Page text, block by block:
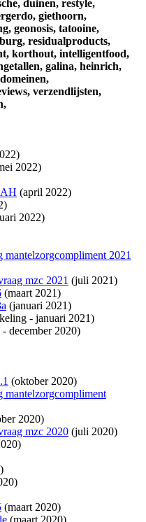
duinen, restyle,
giethoorn,
geonosis, tatooine,
residualproducts,
korthout, intelligentfood,
galina, heinrich,
domeinen,
verzendlijsten,
2022)
(april 2022)
2022)
mantelzorgcompliment 2021
mzc 2021 (juli 2021)
(maart 2021)
(januari 2021)
- januari 2021)
- december 2020)
(oktober 2020)
mantelzorgcompliment
2020)
mzc 2020 (juli 2020)
(maart 2020)